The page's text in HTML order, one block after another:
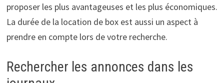
proposer les plus avantageuses et les plus économiques.
La durée de la location de box est aussi un aspect à
prendre en compte lors de votre recherche.
Rechercher les annonces dans les